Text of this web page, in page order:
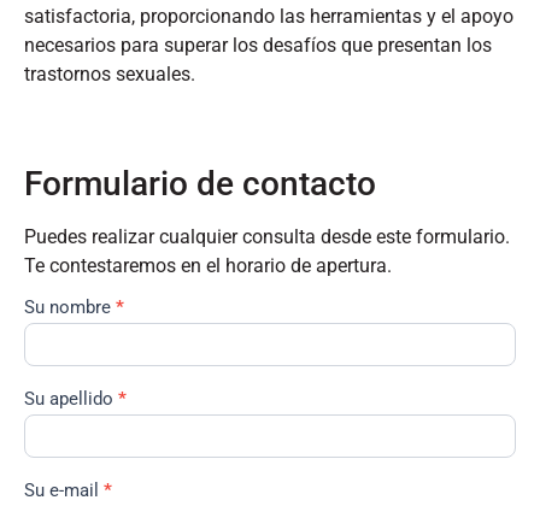
satisfactoria, proporcionando las herramientas y el apoyo
necesarios para superar los desafíos que presentan los
trastornos sexuales.
Formulario de contacto
Puedes realizar cualquier consulta desde este formulario.
Te contestaremos en el horario de apertura.
Formulario
contacto
Su nombre *
Su apellido *
Su e-mail *